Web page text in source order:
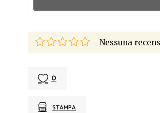
Nessuna
0
STAMPA